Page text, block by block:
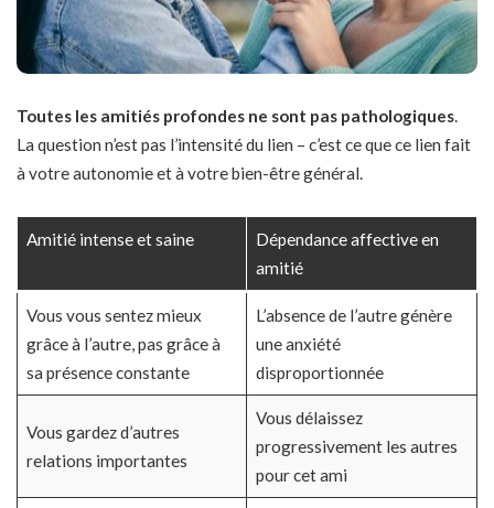
Toutes les amitiés profondes ne sont pas pathologiques.
La question n’est pas l’intensité du lien – c’est ce que ce lien fait
à votre autonomie et à votre bien-être général.
Amitié intense et saine
Dépendance affective en
amitié
Vous vous sentez mieux
grâce à l’autre, pas grâce à
sa présence constante
L’absence de l’autre génère
une anxiété
disproportionnée
Vous gardez d’autres
relations importantes
Vous délaissez
progressivement les autres
pour cet ami